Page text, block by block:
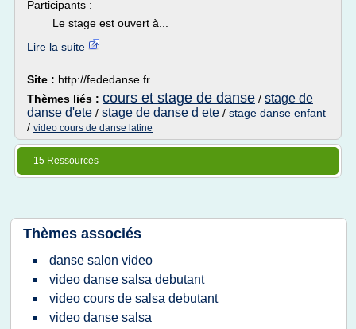
Participants :
Le stage est ouvert à...
Lire la suite
Site : http://fededanse.fr
Thèmes liés : cours et stage de danse / stage de
danse d'ete / stage de danse d ete / stage danse enfant
/ video cours de danse latine
15 Ressources
Thèmes associés
danse salon video
video danse salsa debutant
video cours de salsa debutant
video danse salsa